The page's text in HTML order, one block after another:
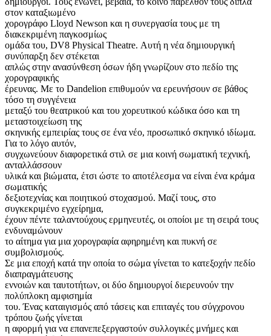
στον καταξιωμένο
χορογράφο Lloyd Newson και η συνεργασία τους με τη
διακεκριμένη παγκοσμίως
ομάδα του, DV8 Physical Theatre. Αυτή η νέα δημιουργική
συνύπαρξη δεν στέκεται
απλώς στην ανασύνθεση όσων ήδη γνωρίζουν στο πεδίο της
χορογραφικής
έρευνας. Με το Dandelion επιθυμούν να ερευνήσουν σε βάθος
τόσο τη συγγένεια
μεταξύ του θεατρικού και του χορευτικού κώδικα όσο και τη
μεταστοιχείωση της
σκηνικής εμπειρίας τους σε ένα νέο, προσωπικό σκηνικό ιδίωμα.
Για το λόγο αυτόν,
συγχωνεύουν διαφορετικά στιλ σε μια κοινή σωματική τεχνική,
ανταλλάσσουν
υλικά και βιώματα, έτσι ώστε το αποτέλεσμα να είναι ένα κράμα
σωματικής
δεξιοτεχνίας και ποιητικού στοχασμού. Μαζί τους, στο
συγκεκριμένο εγχείρημα,
έχουν πέντε ταλαντούχους ερμηνευτές, οι οποίοι με τη σειρά τους
ενδυναμώνουν
το αίτημα για μια χορογραφία αφηρημένη και πυκνή σε
συμβολισμούς.
Σε μια εποχή κατά την οποία το σώμα γίνεται το κατεξοχήν πεδίο
διαπραγμάτευσης
εννοιών και ταυτοτήτων, οι δύο δημιουργοί διερευνούν την
πολύπλοκη αμφισημία
του. Ένας καταιγισμός από τάσεις και επιταγές του σύγχρονου
τρόπου ζωής γίνεται
η αφορμή για να επανεπεξεργαστούν συλλογικές μνήμες και